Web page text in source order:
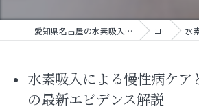
愛知県名古屋の水素吸入ならセルフ水素吸入サロン Curan* コラム 水素吸
水素吸入による慢性病ケア
の最新エビデンス解説